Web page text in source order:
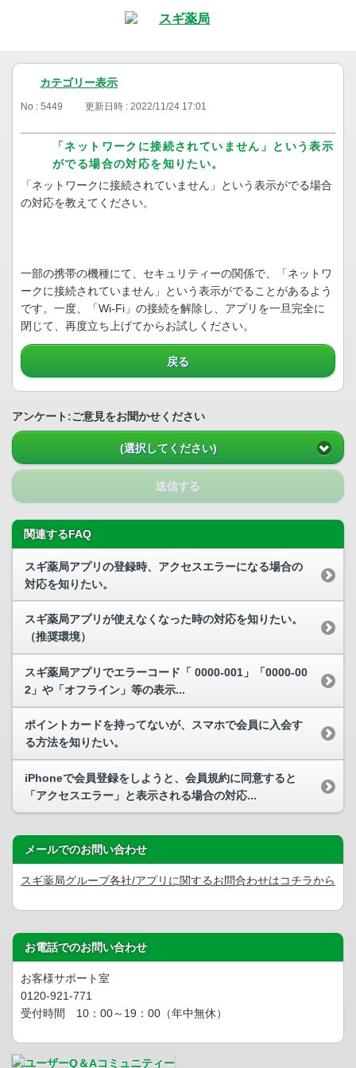
カテゴリー表示
No : 5449 更新日時 : 2022/11/24 17:01
「ネットワークに接続されていません」という表示
がでる場合の対応を知りたい。
「ネットワークに接続されていません」という表示がでる場合
の対応を教えてください。
一部の携帯の機種にて、セキュリティーの関係で、「ネットワ
ークに接続されていません」という表示がでることがあるよう
です。一度、「Wi-Fi」の接続を解除し、アプリを一旦完全に
閉じて、再度立ち上げてからお試しください。
戻る
アンケート:ご意見をお聞かせください
(選択してください)
送信する
関連するFAQ
スギ薬局アプリの登録時、アクセスエラーになる場合の
対応を知りたい。
スギ薬局アプリが使えなくなった時の対応を知りたい。
（推奨環境）
スギ薬局アプリでエラーコード「 0000-001」「0000-00
2」や「オフライン」等の表示...
ポイントカードを持ってないが、スマホで会員に入会す
る方法を知りたい。
iPhoneで会員登録をしようと、会員規約に同意すると
「アクセスエラー」と表示される場合の対応...
メールでのお問い合わせ
スギ薬局グループ各社/アプリに関するお問合わせはコチラから
お電話でのお問い合わせ
お客様サポート室
0120-921-771
受付時間 10：00～19：00（年中無休）